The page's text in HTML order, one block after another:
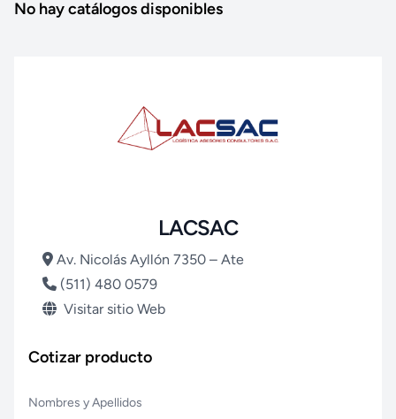
No hay catálogos disponibles
LACSAC
Av. Nicolás Ayllón 7350 – Ate
(511) 480 0579
Visitar sitio Web
Cotizar producto
Nombres y Apellidos